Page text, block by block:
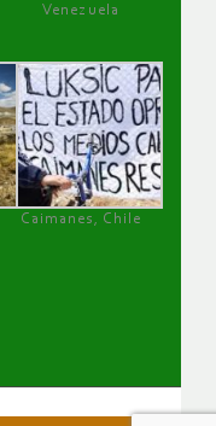
Venezuela
Caimanes, Chile